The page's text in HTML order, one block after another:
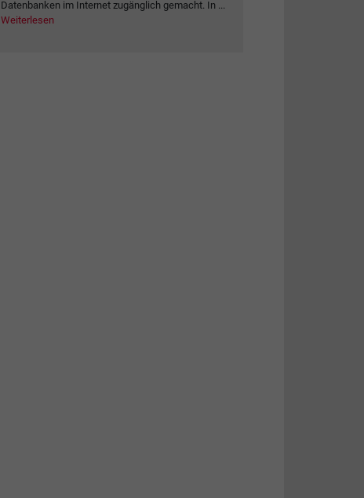
Datenbanken im Internet zugänglich gemacht. In ...
Weiterlesen